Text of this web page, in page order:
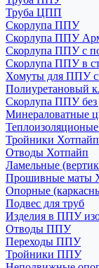
Труба ЦПП
Скорлупа ППУ
Скорлупа ППУ
Скорлупа ППУ с
Скорлупа ППУ в
Хомуты для ППУ
Полиуретановый
Скорлупа ППУ без
Минераловатные
Тройники Хотпайп
Отводы Хотпайп
Ламельные
Прошивные маты
Опорные
Подвес для труб
Изделия в ППУ
Отводы ППУ
Переходы ППУ
Тройники ППУ